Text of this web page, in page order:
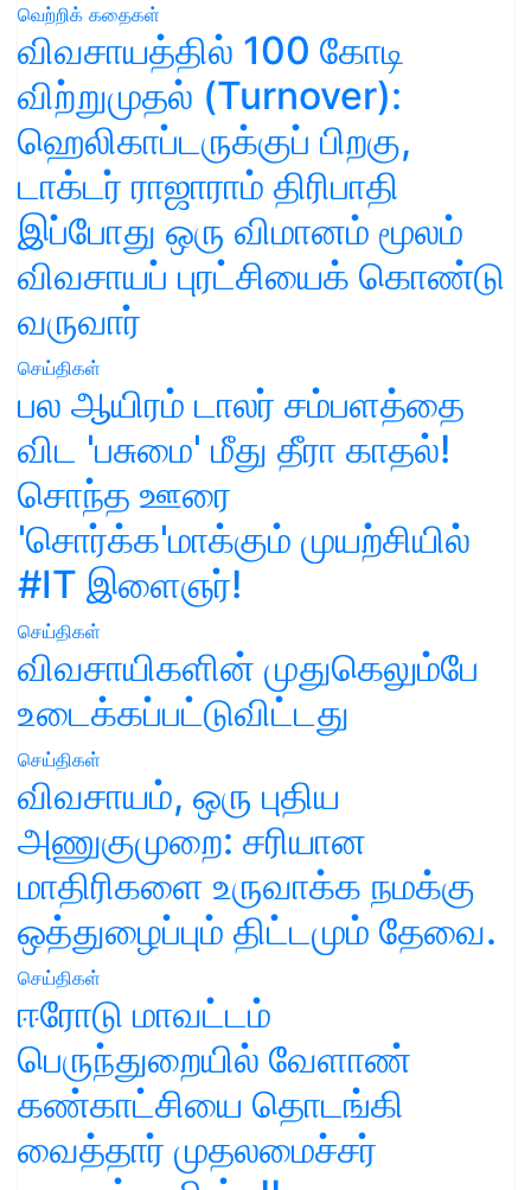
வெற்றிக் கதைகள்
விவசாயத்தில் 100 கோடி
விற்றுமுதல் (Turnover):
ஹெலிகாப்டருக்குப் பிறகு,
டாக்டர் ராஜாராம் திரிபாதி
இப்போது ஒரு விமானம் மூலம்
விவசாயப் புரட்சியைக் கொண்டு
வருவார்
செய்திகள்
பல ஆயிரம் டாலர் சம்பளத்தை
விட 'பசுமை' மீது தீரா காதல்!
சொந்த ஊரை
'சொர்க்க'மாக்கும் முயற்சியில்
#IT இளைஞர்!
செய்திகள்
விவசாயிகளின் முதுகெலும்பே
உடைக்கப்பட்டுவிட்டது
செய்திகள்
விவசாயம், ஒரு புதிய
அணுகுமுறை: சரியான
மாதிரிகளை உருவாக்க நமக்கு
ஒத்துழைப்பும் திட்டமும் தேவை.
செய்திகள்
ஈரோடு மாவட்டம்
பெருந்துறையில் வேளாண்
கண்காட்சியை தொடங்கி
வைத்தார் முதலமைச்சர்